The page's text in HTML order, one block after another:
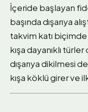
İçeride başlayan
başında dışarıya
takvim katı biçimde
kışa dayanıklı
dışarıya dikilmesi
kışa köklü girer ve